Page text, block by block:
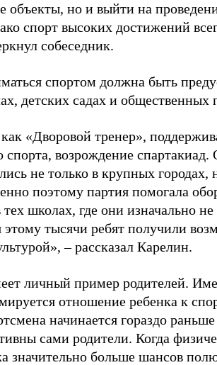
объекты, но и выйти на
спорт высоких достижений
собеседник.
спортом должна быть
детских садах и общественных
«Дворовой тренер»,
спорта, возрождение
не только в крупных городах,
поэтому партия помогала
школах, где они изначально
тысячи ребят получили
– рассказал Карелин.
личный пример родителей.
отношение ребенка к
начинается гораздо
сами родители. Когда
значительно больше шансов